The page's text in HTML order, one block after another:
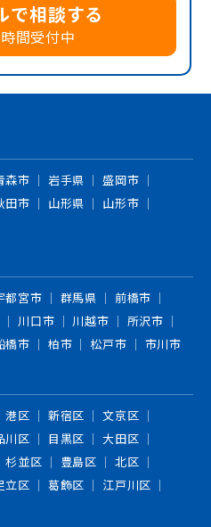
で相談する
間受付中
森市 岩手県
盛岡市
田市 山形県
山形市
都宮市 群馬県
前橋市
川口市 川越市
所沢市
橋市 柏市 松戸市 市川市
港区 新宿区
文京区
川区 目黒区
大田区
杉並区 豊島区
北区
立区 葛飾区
江戸川区